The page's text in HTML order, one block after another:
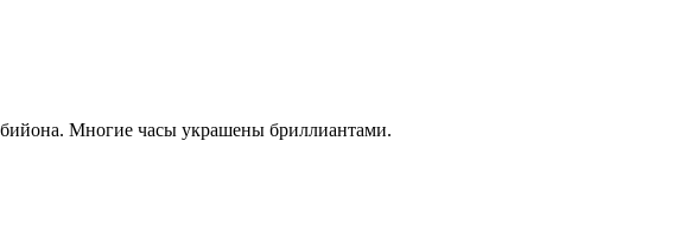
Многие часы украшены бриллиантами.